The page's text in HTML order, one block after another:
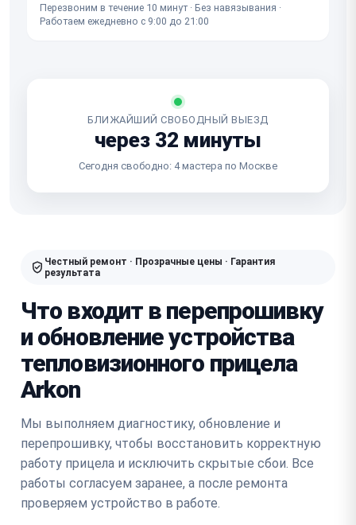
Перезвоним в течение 10 минут · Без навязывания ·
Работаем ежедневно с 9:00 до 21:00
БЛИЖАЙШИЙ СВОБОДНЫЙ ВЫЕЗД
через 32 минуты
Сегодня свободно: 4 мастера по Москве
Честный ремонт · Прозрачные цены · Гарантия
результата
Что входит в перепрошивку
и обновление устройства
тепловизионного прицела
Arkon
Мы выполняем диагностику, обновление и
перепрошивку, чтобы восстановить корректную
работу прицела и исключить скрытые сбои. Все
работы согласуем заранее, а после ремонта
проверяем устройство в работе.